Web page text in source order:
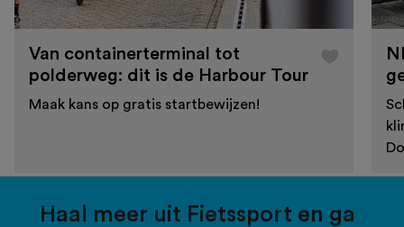
Van containerterminal tot
polderweg: dit is de Harbour Tour
Maak kans op gratis startbewijzen!
Haal meer uit Fietssport en ga